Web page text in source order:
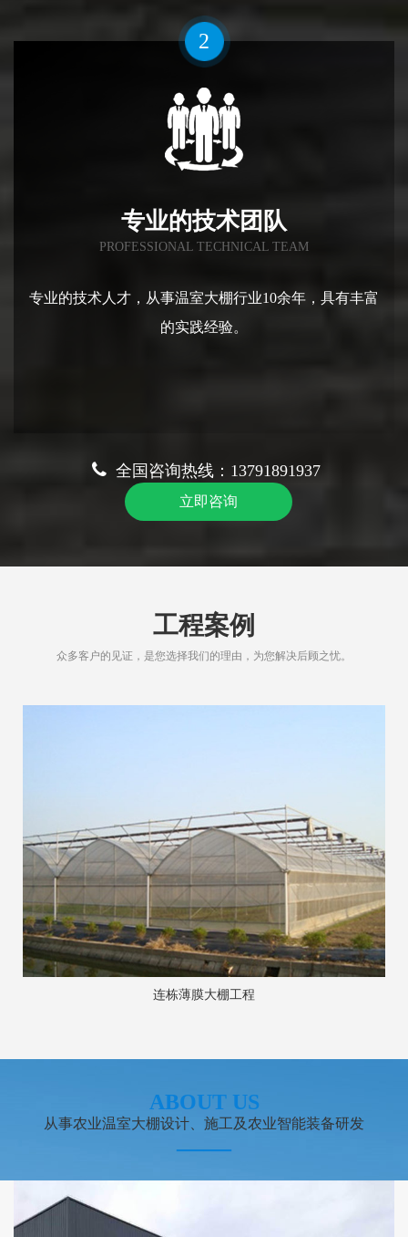
3
严格的质量保障
STRICT QUALITY ASSURANCE
确保施工的工程质量和安全，注重细节与管理，打造品
牌工程。
全国咨询热线：13791891937
立即咨询
工程案例
众多客户的见证，是您选择我们的理由，为您解决后顾之忧。
日光温室大棚工程
ABOUT US
从事农业温室大棚设计、施工及农业智能装备研发
——